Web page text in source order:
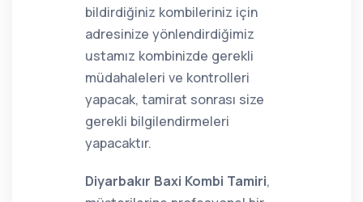
bildirdiğiniz kombileriniz için
adresinize yönlendirdiğimiz
ustamız kombinizde gerekli
müdahaleleri ve kontrolleri
yapacak, tamirat sonrası size
gerekli bilgilendirmeleri
yapacaktır.
Diyarbakır Baxi Kombi Tamiri,